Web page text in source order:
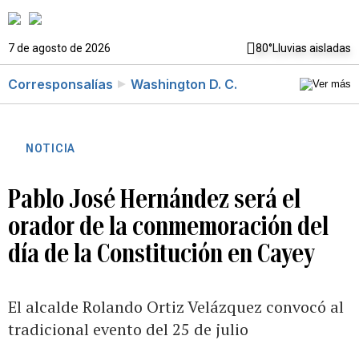
7 de agosto de 2026 80°Lluvias aisladas
Corresponsalías Washington D. C.
NOTICIA
Pablo José Hernández será el
orador de la conmemoración del
día de la Constitución en Cayey
El alcalde Rolando Ortiz Velázquez convocó al
tradicional evento del 25 de julio